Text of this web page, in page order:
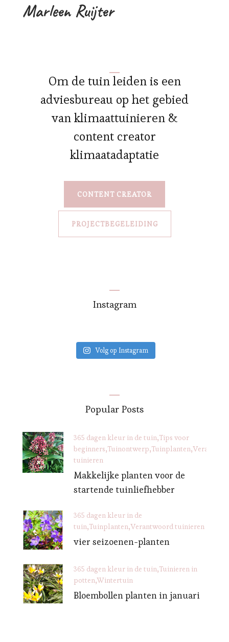
Marleen Ruijter
Om de tuin leiden is een
adviesbureau op het gebied
van klimaattuinieren &
content creator
klimaatadaptatie
CONTENT CREATOR
PROJECTBEGELEIDING
Instagram
Volg op Instagram
Popular Posts
365 dagen kleur in de tuin Tips voor
beginners Tuinontwerp Tuinplanten
tuinieren
Makkelijke planten voor de
startende tuinliefhebber
365 dagen kleur in de
tuin Tuinplanten Verantwoord tuinieren
vier seizoenen-planten
365 dagen kleur in de tuin Tuinieren in
potten Wintertuin
Bloembollen planten in januari